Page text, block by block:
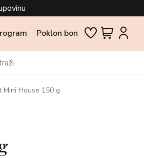
Poklon bon
Mini House 150 g